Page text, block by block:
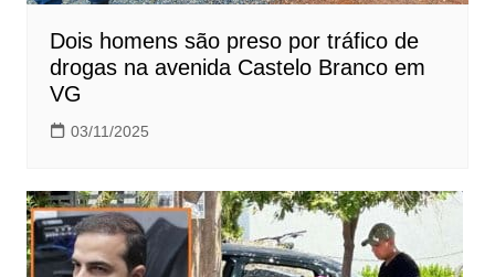
Dois homens são preso por tráfico de
drogas na avenida Castelo Branco em
VG
03/11/2025